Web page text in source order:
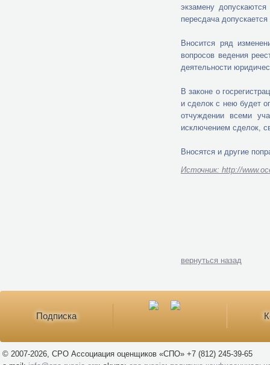
экзамену
пересдача
Вносится ряд
вопросов ведения
деятельности
В законе о
и сделок с нею будет
отчуждении всеми
исключением сделок,
Вносятся и другие
Источник: http://
вернуться назад
Подписка
© 2007-2026, СРО Ассоциация оценщиков «СПО» +7 (812) 245-39-65